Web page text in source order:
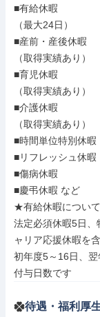
■有給休暇
（最大24日）
■産前・産後休暇
（取得実績あり）
■育児休暇
（取得実績あり）
■介護休暇
（取得実績あり）
■時間単位特別休暇
■リフレッシュ休暇
■傷病休暇
■慶弔休暇 など
★有給休暇について
法定必須休暇5日、
ャリア応援休暇を
初年度5～16日、
付与日数です
待遇・福利厚